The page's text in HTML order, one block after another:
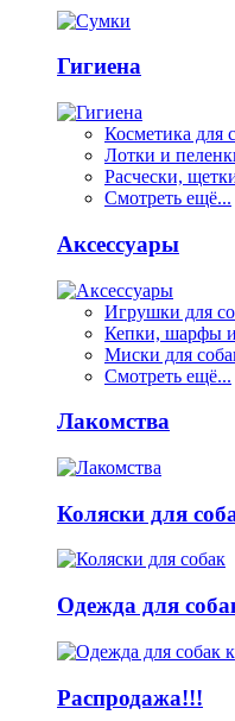
Гигиена
Косметика для
Лотки и
Расчески,
Смотреть ещё...
Аксессуары
Игрушки для
Кепки, шарфы
Миски для
Смотреть ещё...
Лакомства
Коляски для
Одежда для
Распродажа!!!